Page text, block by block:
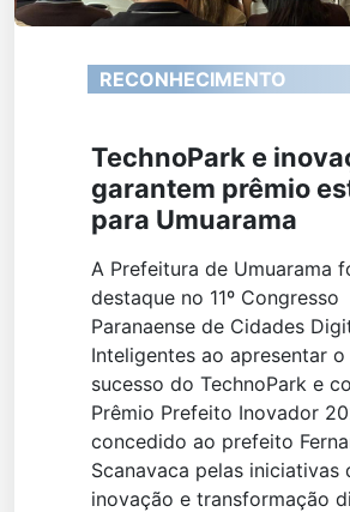
RECONHECIMENTO
TechnoPark e
garantem prêmio
para Umuarama
A Prefeitura de Umuarama
destaque no 11º Congresso
Paranaense de Cidades
Inteligentes ao apresentar
sucesso do TechnoPark e
Prêmio Prefeito Inovador
concedido ao prefeito
Scanavaca pelas iniciativas
inovação e transformação